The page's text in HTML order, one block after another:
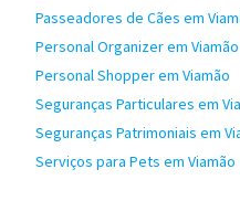
Passeadores de Cães em
Personal Organizer em Viamão
Personal Shopper em Viamão
Seguranças Particulares em
Seguranças Patrimoniais em
Serviços para Pets em Viamão